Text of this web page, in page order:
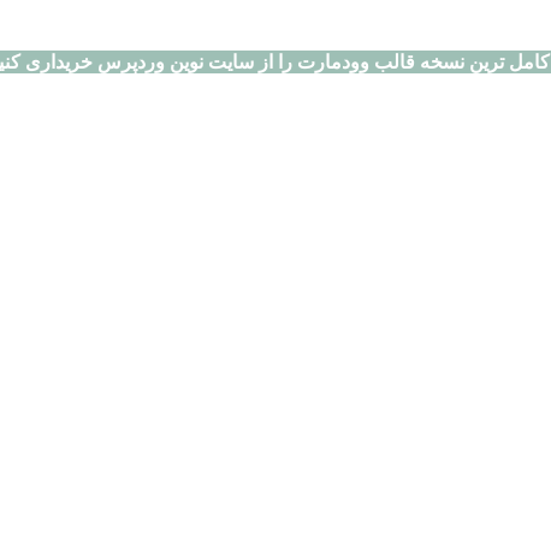
کامل ترین نسخه قالب وودمارت را از سایت نوین وردپرس خریداری